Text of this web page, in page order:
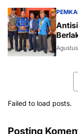
Failed to load posts.
Posting